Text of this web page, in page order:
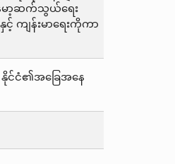
န်မာ့ဆက်သွယ်ရေး
ကျန်းမာရေးကိုကာ
နိုင်ငံ၏အခြေအနေ